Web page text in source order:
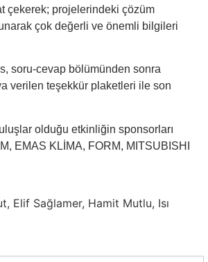
çekerek; projelerindeki çözüm
çok değerli ve önemli bilgileri
soru-cevap bölümünden sonra
verilen teşekkür plaketleri ile son
olduğu etkinliğin sponsorları
EMAS KLİMA, FORM, MITSUBISHI
, Elif Sağlamer, Hamit Mutlu, Isı